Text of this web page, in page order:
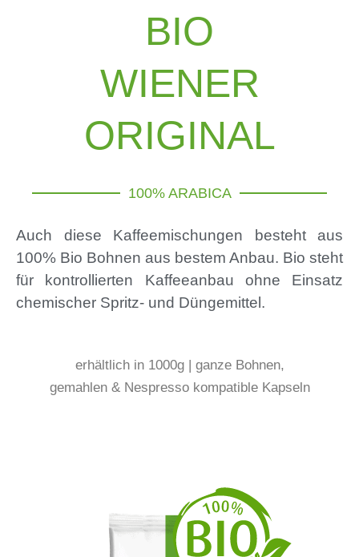
BIO
WIENER
ORIGINAL
100% ARABICA
Auch diese Kaffeemischungen besteht aus
100% Bio Bohnen aus bestem Anbau. Bio steht
für kontrollierten Kaffeeanbau ohne Einsatz
chemischer Spritz- und Düngemittel.
erhältlich in 1000g | ganze Bohnen,
gemahlen & Nespresso kompatible Kapseln